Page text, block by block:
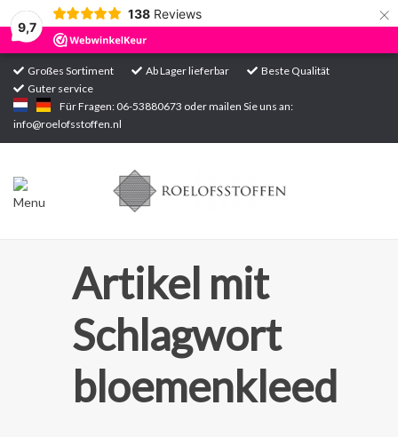
9,7
138 Reviews ×
Großes Sortiment Ab Lager lieferbar
Beste Qualität
Guter service
Für Fragen: 06-53880673 oder mailen Sie uns an:
info@roelofsstoffen.nl
Startseite
Sortiment
Artikel mit
Schlagwort
bloemenkleed